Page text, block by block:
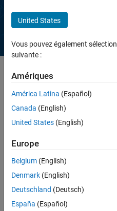
Saisissez votre adresse e-mail
Adresse email professionnelle
Nous ne vendrons ni ne
United States
Vous pouvez également
suivante :
Amériques
América Latina (Español)
Canada (English)
United States (English)
Europe
Belgium (English)
Denmark (English)
Deutschland (Deutsch)
España (Español)